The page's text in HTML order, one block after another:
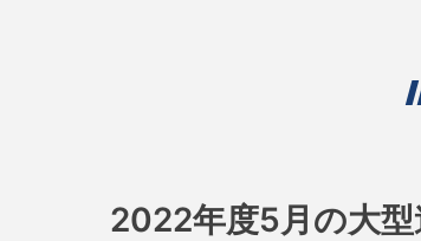
2022年度5月の大